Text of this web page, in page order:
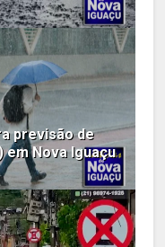
previsão de
Nova Iguaçu